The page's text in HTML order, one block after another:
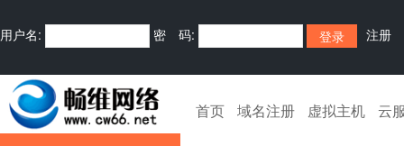
用户名: 密 码: 注册
首页 域名注册 虚拟主机 云